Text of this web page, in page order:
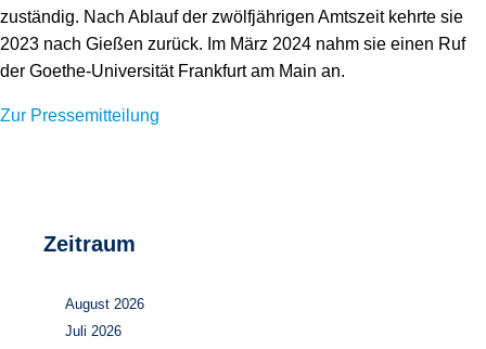
zuständig. Nach Ablauf der zwölfjährigen Amtszeit kehrte sie
2023 nach Gießen zurück. Im März 2024 nahm sie einen Ruf
der Goethe-Universität Frankfurt am Main an.
Zur Pressemitteilung
Zeitraum
August 2026
Juli 2026